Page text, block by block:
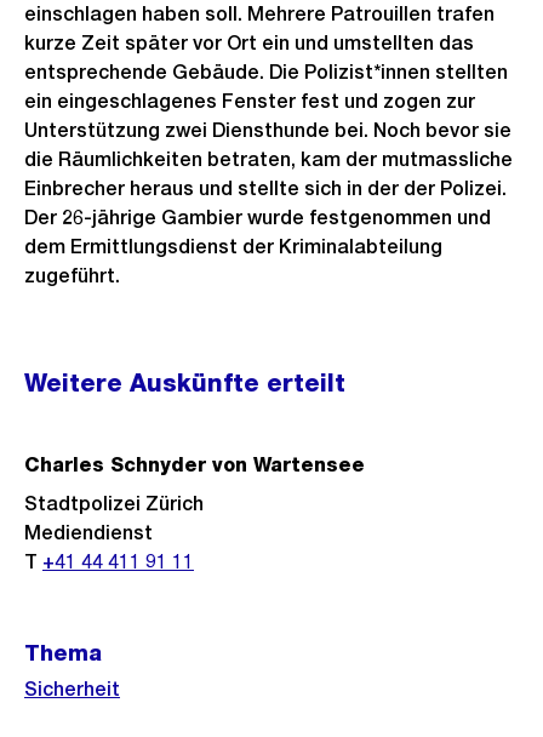
einschlagen haben soll. Mehrere Patrouillen trafen
kurze Zeit später vor Ort ein und umstellten das
entsprechende Gebäude. Die Polizist*innen stellten
ein eingeschlagenes Fenster fest und zogen zur
Unterstützung zwei Diensthunde bei. Noch bevor sie
die Räumlichkeiten betraten, kam der mutmassliche
Einbrecher heraus und stellte sich in der der Polizei.
Der 26-jährige Gambier wurde festgenommen und
dem Ermittlungsdienst der Kriminalabteilung
zugeführt.
Weitere
Informationen
Weitere Auskünfte erteilt
Charles Schnyder von Wartensee
Stadtpolizei Zürich
Mediendienst
T +41 44 411 91 11
Thema
Sicherheit